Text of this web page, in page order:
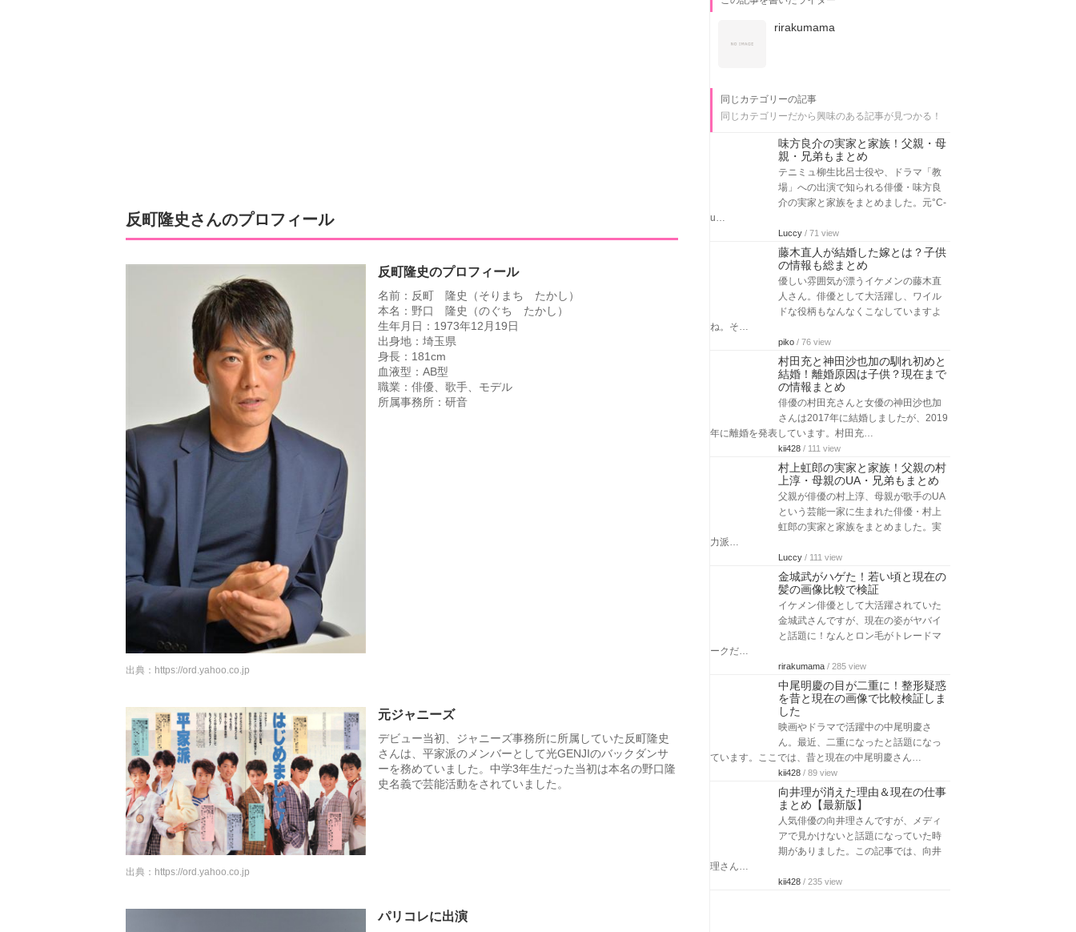
反町隆史さんのプロフィール
反町隆史のプロフィール
名前：反町 隆史（そりまち たかし）
本名：野口 隆史（のぐち たかし）
生年月日：1973年12月19日
出身地：埼玉県
身長：181cm
血液型：AB型
職業：俳優、歌手、モデル
所属事務所：研音
出典： https://ord.yahoo.co.jp
元ジャニーズ
デビュー当初、ジャニーズ事務所に所属していた反町隆史
さんは、平家派のメンバーとして光GENJIのバックダンサ
ーを務めていました。中学3年生だった当初は本名の野口隆
史名義で芸能活動をされていました。
出典： https://ord.yahoo.co.jp
パリコレに出演
rirakumama
同じカテゴリーの記事
同じカテゴリーだから興味のある記事が見つかる！
味方良介の実家と家族！父親・母
親・兄弟もまとめ
テニミュ柳生比呂士役や、ドラマ「教
場」への出演で知られる俳優・味方良
介の実家と家族をまとめました。元°C-
u…
Luccy / 71 view
藤木直人が結婚した嫁とは？子供
の情報も総まとめ
優しい雰囲気が漂うイケメンの藤木直
人さん。俳優として大活躍し、ワイル
ドな役柄もなんなくこなしていますよ
ね。そ…
piko / 76 view
村田充と神田沙也加の馴れ初めと
結婚！離婚原因は子供？現在まで
の情報まとめ
俳優の村田充さんと女優の神田沙也加
さんは2017年に結婚しましたが、2019
年に離婚を発表しています。村田充…
kii428 / 111 view
村上虹郎の実家と家族！父親の村
上淳・母親のUA・兄弟もまとめ
父親が俳優の村上淳、母親が歌手のUA
という芸能一家に生まれた俳優・村上
虹郎の実家と家族をまとめました。実
力派…
Luccy / 111 view
金城武がハゲた！若い頃と現在の
髪の画像比較で検証
イケメン俳優として大活躍されていた
金城武さんですが、現在の姿がヤバイ
と話題に！なんとロン毛がトレードマ
ークだ…
rirakumama / 285 view
中尾明慶の目が二重に！整形疑惑
を昔と現在の画像で比較検証しま
した
映画やドラマで活躍中の中尾明慶さ
ん。最近、二重になったと話題になっ
ています。ここでは、昔と現在の中尾明慶さん…
kii428 / 89 view
向井理が消えた理由＆現在の仕事
まとめ【最新版】
人気俳優の向井理さんですが、メディ
アで見かけないと話題になっていた時
期がありました。この記事では、向井
理さん…
kii428 / 235 view